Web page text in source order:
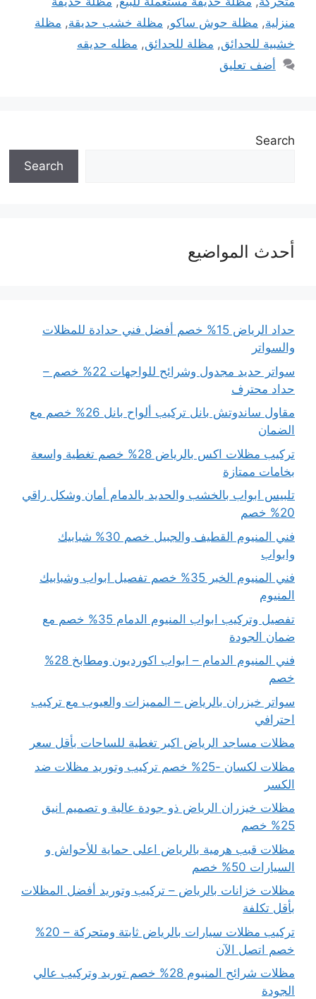
منزلية, مظلة حوش ساكو, مظلة خشب حديقة, مظلة
خشبية للحدائق, مظلة للحدائق, مظله حديقه
أضف تعليق
Search
Search
أحدث المواضيع
حداد الرياض 15% خصم أفضل فني حدادة للمظلات
والسواتر
سواتر حديد مجدول وشرائح للواجهات 22% خصم –
حداد محترف
مقاول ساندوتش بانل تركيب ألواح بانل 26% خصم مع
الضمان
تركيب مظلات اكس بالرياض 28% خصم تغطية واسعة
بخامات ممتازة
تلبيس ابواب بالخشب والحديد بالدمام أمان وشكل راقي
20% خصم
فني المنيوم القطيف والجبيل خصم 30% شبابيك
وابواب
فني المنيوم الخبر 35% خصم تفصيل ابواب وشبابيك
المنيوم
تفصيل وتركيب ابواب المنيوم الدمام 35% خصم مع
ضمان الجودة
فني المنيوم الدمام – ابواب اكورديون ومطابخ 28%
خصم
سواتر خيزران بالرياض – المميزات والعيوب مع تركيب
احترافي
مظلات مساجد الرياض اكبر تغطية للساحات بأقل سعر
مظلات لكسان -25% خصم تركيب وتوريد مظلات ضد
الكسر
مظلات خيزران الرياض ذو جودة عالية و تصميم انيق
25% خصم
مظلات قبب هرمية بالرياض اعلى حماية للأحواش و
السيارات 50% خصم
مظلات خزانات بالرياض – تركيب وتوريد أفضل المظلات
بأقل تكلفة
تركيب مظلات سيارات بالرياض ثابتة ومتحركة – 20%
خصم اتصل الآن
مظلات شرائح المنيوم 28% خصم توريد وتركيب عالي
الجودة